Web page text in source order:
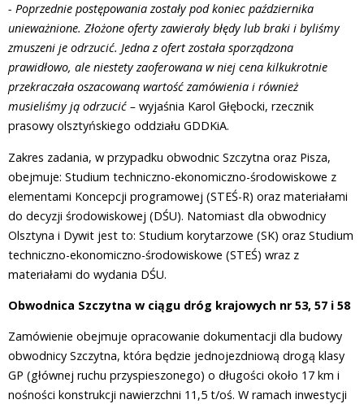
- Poprzednie postępowania zostały pod koniec października
unieważnione. Złożone oferty zawierały błędy lub braki i byliśmy
zmuszeni je odrzucić. Jedna z ofert została sporządzona
prawidłowo, ale niestety zaoferowana w niej cena kilkukrotnie
przekraczała oszacowaną wartość zamówienia i również
musieliśmy ją odrzucić – wyjaśnia Karol Głębocki, rzecznik
prasowy olsztyńskiego oddziału GDDKiA.
Zakres zadania, w przypadku obwodnic Szczytna oraz Pisza,
obejmuje: Studium techniczno-ekonomiczno-środowiskowe z
elementami Koncepcji programowej (STEŚ-R) oraz materiałami
do decyzji środowiskowej (DŚU). Natomiast dla obwodnicy
Olsztyna i Dywit jest to: Studium korytarzowe (SK) oraz Studium
techniczno-ekonomiczno-środowiskowe (STEŚ) wraz z
materiałami do wydania DŚU.
Obwodnica Szczytna w ciągu dróg krajowych nr 53, 57 i 58
Zamówienie obejmuje opracowanie dokumentacji dla budowy
obwodnicy Szczytna, która będzie jednojezdniową drogą klasy
GP (głównej ruchu przyspieszonego) o długości około 17 km i
nośności konstrukcji nawierzchni 11,5 t/oś. W ramach inwestycji